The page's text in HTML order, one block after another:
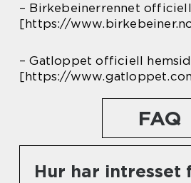
– Birkebeinerrennet
[https://
– Gatloppet officiell
[https://
FAQ
Hur har intresset